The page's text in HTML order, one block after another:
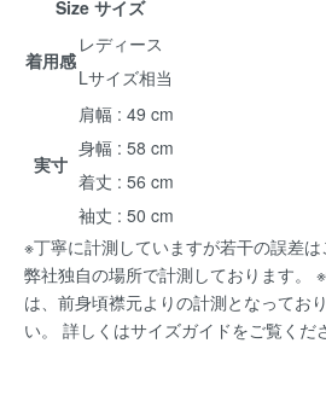
Size サイズ
着用感
レディース
Lサイズ相当
実寸
肩幅 : 49 cm
身幅 : 58 cm
着丈 : 56 cm
袖丈 : 50 cm
※丁寧に計測していますが若干の誤差
弊社独自の場所で計測しております。
は、前身頃襟元よりの計測となってお
い。 詳しくはサイズガイドをご覧くだ